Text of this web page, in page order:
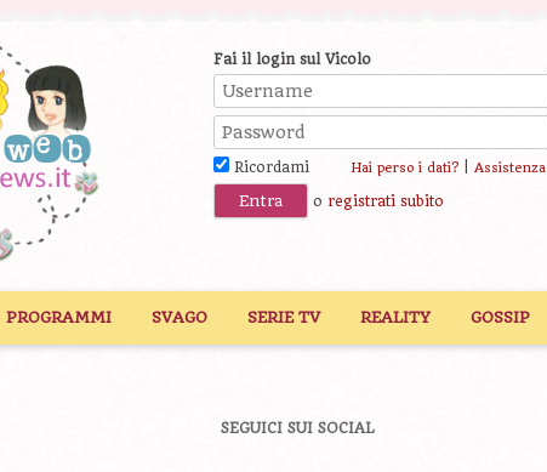
Fai il login sul Vicolo
Ricordami Hai perso i dati?| Assistenza
o registrati subito
PROGRAMMI SVAGO SERIE TV REALITY GOSSIP
SEGUICI SUI SOCIAL